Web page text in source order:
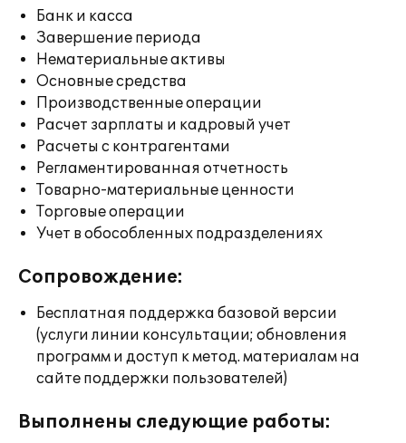
Банк и касса
Завершение периода
Нематериальные активы
Основные средства
Производственные операции
Расчет зарплаты и кадровый учет
Расчеты с контрагентами
Регламентированная отчетность
Товарно-материальные ценности
Торговые операции
Учет в обособленных подразделениях
Сопровождение:
Бесплатная поддержка базовой версии
(услуги линии консультации; обновления
программ и доступ к метод. материалам на
сайте поддержки пользователей)
Выполнены следующие работы: